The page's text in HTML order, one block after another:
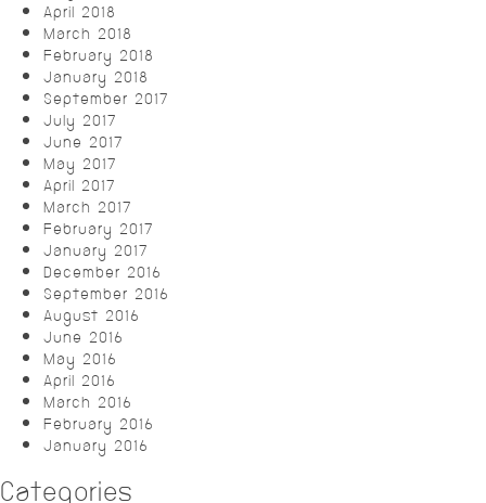
April 2018
March 2018
February 2018
January 2018
September 2017
July 2017
June 2017
May 2017
April 2017
March 2017
February 2017
January 2017
December 2016
September 2016
August 2016
June 2016
May 2016
April 2016
March 2016
February 2016
January 2016
Categories